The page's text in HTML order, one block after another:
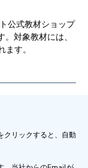
公式教材ショップ
対象教材には、
す。
リックすると、自動